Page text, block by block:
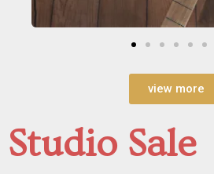
view more
Studio Sale